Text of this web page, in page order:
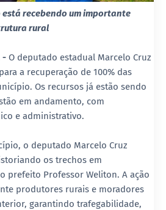
está recebendo um importante
rural
- O deputado estadual Marcelo Cruz
a recuperação de 100% das
Os recursos já estão sendo
em andamento, com
e administrativo.
o deputado Marcelo Cruz
os trechos em
prefeito Professor Weliton. A ação
produtores rurais e moradores
garantindo trafegabilidade,